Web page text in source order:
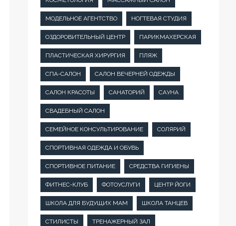
МОДЕЛЬНОЕ АГЕНТСТВО НОГТЕВАЯ СТУДИЯ
ОЗДОРОВИТЕЛЬНЫЙ ЦЕНТР ПАРИКМАХЕРСКАЯ
ПЛАСТИЧЕСКАЯ ХИРУРГИЯ ПЛЯЖ
СПА-САЛОН САЛОН ВЕЧЕРНЕЙ ОДЕЖДЫ
САЛОН КРАСОТЫ САНАТОРИЙ САУНА
СВАДЕБНЫЙ САЛОН
СЕМЕЙНОЕ КОНСУЛЬТИРОВАНИЕ СОЛЯРИЙ
СПОРТИВНАЯ ОДЕЖДА И ОБУВЬ
СПОРТИВНОЕ ПИТАНИЕ СРЕДСТВА ГИГИЕНЫ
ФИТНЕС-КЛУБ ФОТОУСЛУГИ ЦЕНТР ЙОГИ
ШКОЛА ДЛЯ БУДУЩИХ МАМ ШКОЛА ТАНЦЕВ
СТИЛИСТЫ ТРЕНАЖЕРНЫЙ ЗАЛ